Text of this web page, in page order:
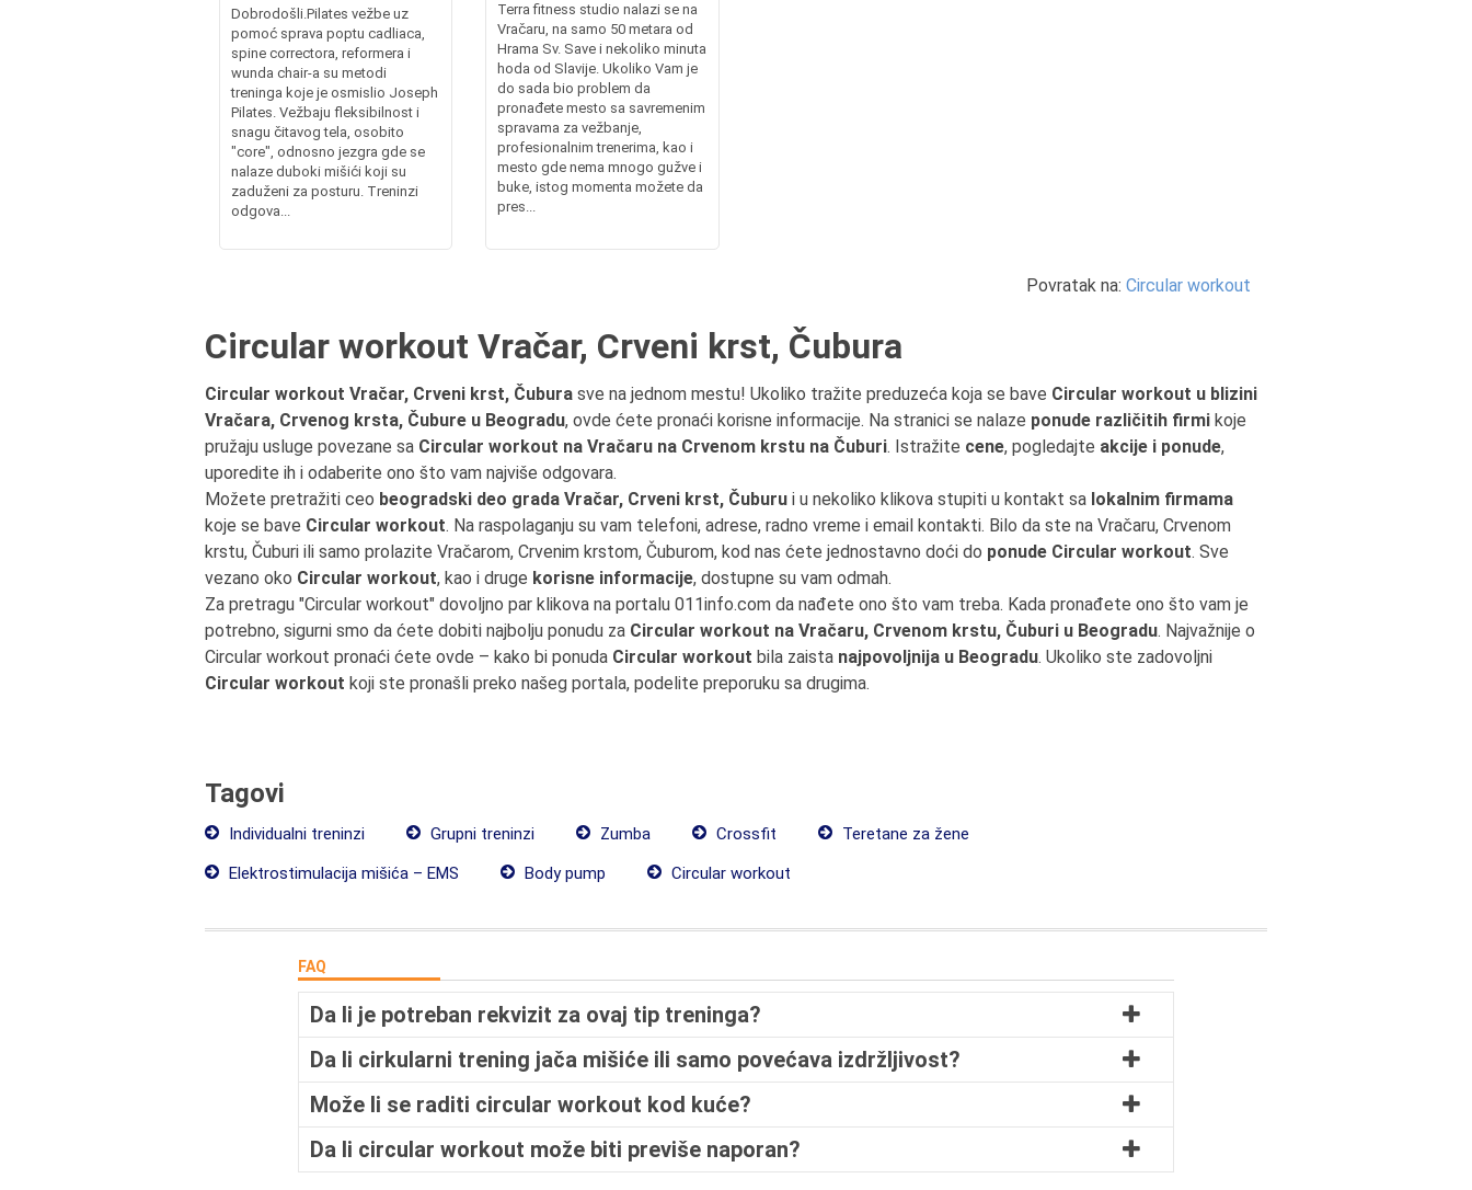
Dobrodošli.Pilates vežbe uz
pomoć sprava poptu cadliaca,
spine correctora, reformera i
wunda chair-a su metodi
treninga koje je osmislio Joseph
Pilates. Vežbaju fleksibilnost i
snagu čitavog tela, osobito
"core", odnosno jezgra gde se
nalaze duboki mišići koji su
zaduženi za posturu. Treninzi
odgova...
Terra fitness studio nalazi se na
Vračaru, na samo 50 metara od
Hrama Sv. Save i nekoliko minuta
hoda od Slavije. Ukoliko Vam je
do sada bio problem da
pronađete mesto sa savremenim
spravama za vežbanje,
profesionalnim trenerima, kao i
mesto gde nema mnogo gužve i
buke, istog momenta možete da
pres...
Povratak na: Circular workout
Circular workout Vračar, Crveni krst, Čubura
Circular workout Vračar, Crveni krst, Čubura sve na jednom mestu! Ukoliko tražite preduzeća koja se bave Circular workout u blizini
Vračara, Crvenog krsta, Čubure u Beogradu, ovde ćete pronaći korisne informacije. Na stranici se nalaze ponude različitih firmi koje
pružaju usluge povezane sa Circular workout na Vračaru na Crvenom krstu na Čuburi. Istražite cene, pogledajte akcije i ponude,
uporedite ih i odaberite ono što vam najviše odgovara.
Možete pretražiti ceo beogradski deo grada Vračar, Crveni krst, Čuburu i u nekoliko klikova stupiti u kontakt sa lokalnim firmama
koje se bave Circular workout. Na raspolaganju su vam telefoni, adrese, radno vreme i email kontakti. Bilo da ste na Vračaru, Crvenom
krstu, Čuburi ili samo prolazite Vračarom, Crvenim krstom, Čuburom, kod nas ćete jednostavno doći do ponude Circular workout. Sve
vezano oko Circular workout, kao i druge korisne informacije, dostupne su vam odmah.
Za pretragu "Circular workout" dovoljno par klikova na portalu 011info.com da nađete ono što vam treba. Kada pronađete ono što vam je
potrebno, sigurni smo da ćete dobiti najbolju ponudu za Circular workout na Vračaru, Crvenom krstu, Čuburi u Beogradu. Najvažnije o
Circular workout pronaći ćete ovde – kako bi ponuda Circular workout bila zaista najpovoljnija u Beogradu. Ukoliko ste zadovoljni
Circular workout koji ste pronašli preko našeg portala, podelite preporuku sa drugima.
Tagovi
Individualni treninzi Grupni treninzi Zumba Crossfit
Teretane za žene
Elektrostimulacija mišića – EMS
Body pump Circular workout
FAQ
Da li je potreban rekvizit za ovaj tip treninga?
Da li cirkularni trening jača mišiće ili samo povećava izdržljivost?
Može li se raditi circular workout kod kuće?
Da li circular workout može biti previše naporan?